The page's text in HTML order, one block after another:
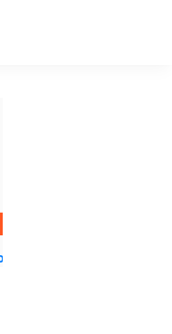
- ₫327.750. Mua